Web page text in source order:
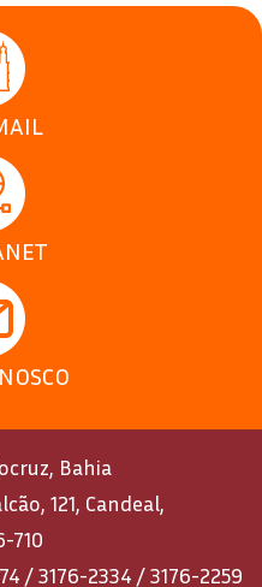
Bahia
121, Candeal,
710
/ 3176-2334 / 3176-2259